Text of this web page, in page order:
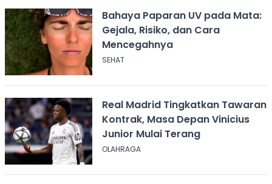
Bahaya Paparan UV pada Mata:
Gejala, Risiko, dan Cara
Mencegahnya
SEHAT
Real Madrid Tingkatkan Tawaran
Kontrak, Masa Depan Vinicius
Junior Mulai Terang
OLAHRAGA